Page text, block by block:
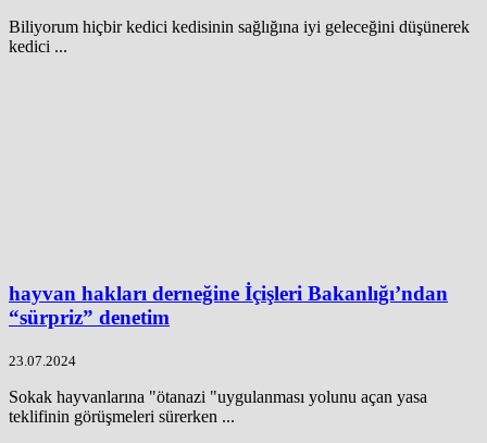
Biliyorum hiçbir kedici kedisinin sağlığına iyi geleceğini düşünerek
kedici ...
hayvan hakları derneğine İçişleri Bakanlığı’ndan
“sürpriz” denetim
23.07.2024
Sokak hayvanlarına "ötanazi "uygulanması yolunu açan yasa
teklifinin görüşmeleri sürerken ...